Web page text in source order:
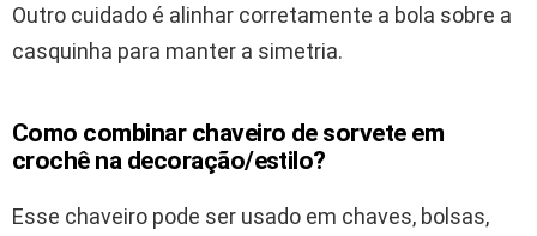
Outro cuidado é alinhar corretamente a bola sobre a
casquinha para manter a simetria.
Como combinar chaveiro de sorvete em
crochê na decoração/estilo?
Esse chaveiro pode ser usado em chaves, bolsas,